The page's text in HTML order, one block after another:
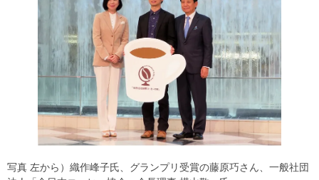
写真 左から）織作峰子氏、グランプリ受賞の藤原巧さん、一般社団